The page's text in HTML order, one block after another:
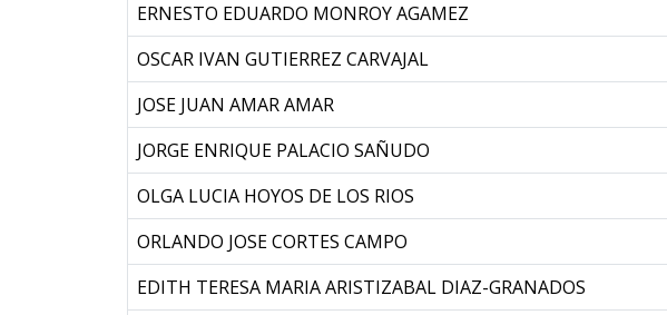
ERNESTO EDUARDO MONROY AGAMEZ
OSCAR IVAN GUTIERREZ CARVAJAL
JOSE JUAN AMAR AMAR
JORGE ENRIQUE PALACIO SAÑUDO
OLGA LUCIA HOYOS DE LOS RIOS
ORLANDO JOSE CORTES CAMPO
EDITH TERESA MARIA ARISTIZABAL DIAZ-GRANADOS